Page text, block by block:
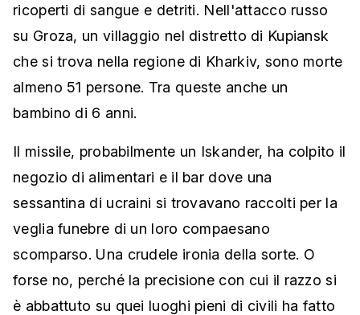
ricoperti di sangue e detriti. Nell'attacco russo
su Groza, un villaggio nel distretto di Kupiansk
che si trova nella regione di Kharkiv, sono morte
almeno 51 persone. Tra queste anche un
bambino di 6 anni.
Il missile, probabilmente un Iskander, ha colpito il
negozio di alimentari e il bar dove una
sessantina di ucraini si trovavano raccolti per la
veglia funebre di un loro compaesano
scomparso. Una crudele ironia della sorte. O
forse no, perché la precisione con cui il razzo si
è abbattuto su quei luoghi pieni di civili ha fatto